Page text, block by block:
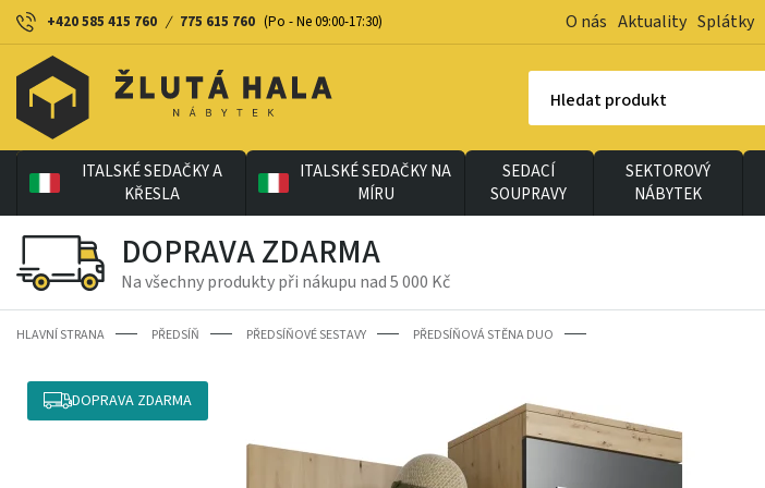
+420 585 415 760 / 775 615 760 (Po - Ne 09:00-17:30) O nás Aktuality Splátky
Hledat produkt
ITALSKÉ SEDAČKY A
KŘESLA
ITALSKÉ SEDAČKY NA
MÍRU
SEDACÍ
SOUPRAVY
SEKTOROVÝ
NÁBYTEK
DOPRAVA ZDARMA
Na všechny produkty při nákupu nad 5 000 Kč
HLAVNÍ STRANA PŘEDSÍŇ PŘEDSÍŇOVÉ SESTAVY PŘEDSÍŇOVÁ STĚNA DUO
DOPRAVA ZDARMA